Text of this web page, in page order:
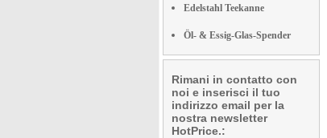
Edelstahl Teekanne
Öl- & Essig-Glas-Spender
Rimani in contatto con
noi e inserisci il tuo
indirizzo email per la
nostra newsletter
HotPrice.: